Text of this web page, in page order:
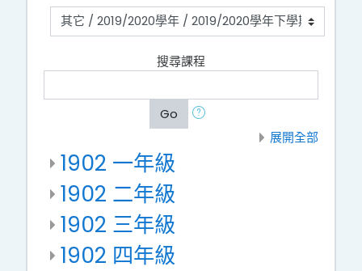
搜尋課程
Go
展開全部
1902 一年級
1902 二年級
1902 三年級
1902 四年級